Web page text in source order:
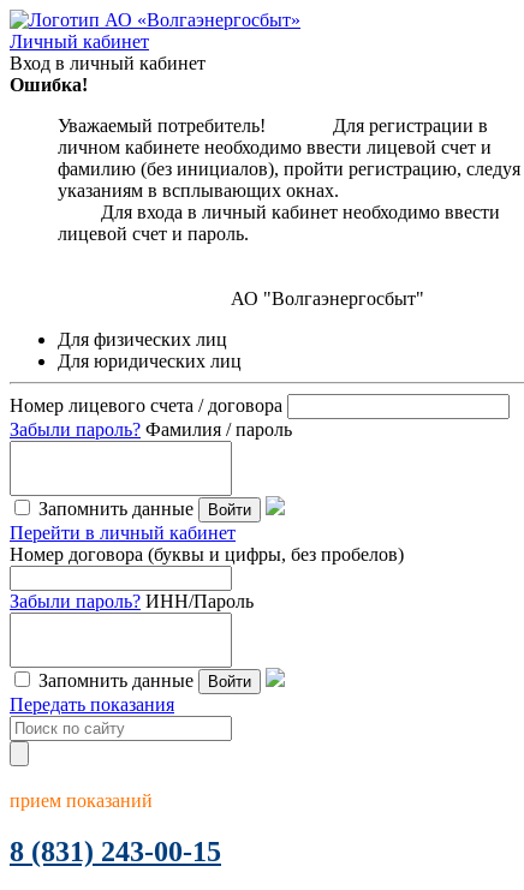
Личный кабинет
Вход в личный кабинет
Ошибка!
Уважаемый потребитель! Для регистрации в
личном кабинете необходимо ввести лицевой счет и
фамилию (без инициалов), пройти регистрацию, следуя
указаниям в всплывающих окнах.
Для входа в личный кабинет необходимо ввести
лицевой счет и пароль.
АО "Волгаэнергосбыт"
Для физических лиц
Для юридических лиц
Номер лицевого счета / договора
Забыли пароль? Фамилия / пароль
Запомнить данные Войти
Перейти в личный кабинет
Номер договора (буквы и цифры, без пробелов)
Забыли пароль? ИНН/Пароль
Запомнить данные Войти
Передать показания
прием показаний
8 (831) 243-00-15